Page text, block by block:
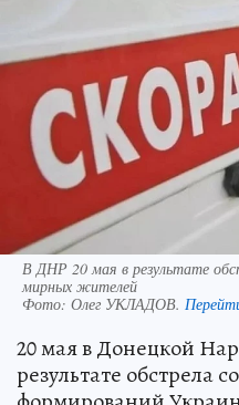
В ДНР 20 мая в результате
мирных жителей
Фото: Олег УКЛАДОВ.
20 мая в Донецкой
результате обстрела